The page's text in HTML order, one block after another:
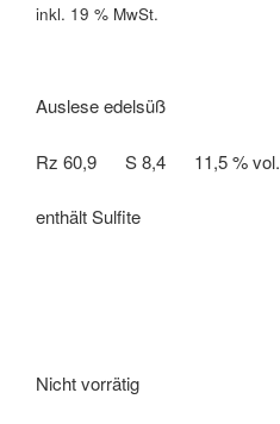
inkl. 19 % MwSt.
Auslese edelsüß
Rz 60,9 S 8,4 11,5 % vol.
enthält Sulfite
Nicht vorrätig